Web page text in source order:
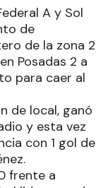
A y Sol
de
de la zona 2
Posadas 2 a
para caer al
de local, ganó
y esta vez
con 1 gol de
frente a